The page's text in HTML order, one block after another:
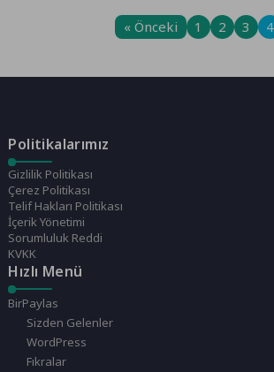
Düşmeye Başladı, 2018...
Süredir
« Önceki 1 2 3 4
Politikalarımız
Gizlilik Politikası
Çerez Politikası
Telif Hakları Politikası
İçerik Yönetimi
Sorumluluk Reddi
KVKK
Hızlı Menü
BirPaylas
Sizden Gelenler
WordPress
Fıkralar